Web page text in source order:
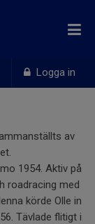
Logga in
av
1954. Aktiv på
roadracing med
körde Olle in
Tävlade flitigt i